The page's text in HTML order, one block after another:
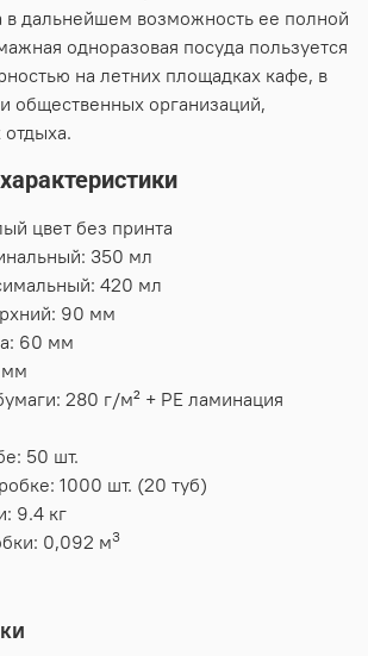
в дальнейшем возможность ее полной
одноразовая посуда пользуется
на летних площадках кафе, в
общественных организаций,
цвет без принта
350 мл
420 мл
90 мм
60 мм
мм
280 г/м² + PE ламинация
50 шт.
1000 шт. (20 туб)
9.4 кг
0,092 м3